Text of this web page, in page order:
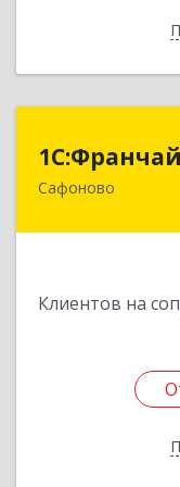
Сафоново
Клиентов на
215500,